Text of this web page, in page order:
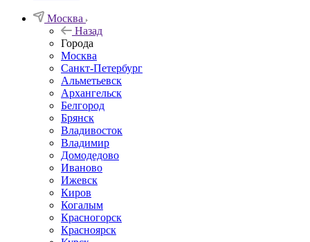
Москва
Назад
Города
Москва
Санкт-Петербург
Альметьевск
Архангельск
Белгород
Брянск
Владивосток
Владимир
Домодедово
Иваново
Ижевск
Киров
Когалым
Красногорск
Красноярск